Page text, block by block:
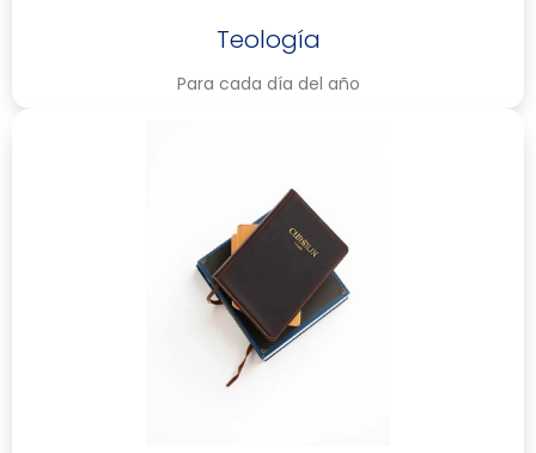
Teología
Para cada día del año